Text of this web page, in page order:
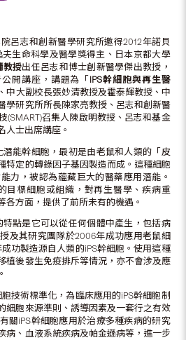
呂志和創新醫學研究所邀得2012年諾貝
生命科學及醫學獎得主、日本京都大學
教授出任呂志和博士創新醫學傑出教授，
公開講座，講題為「iPS幹細胞與再生醫
中大副校長張妙清教授及霍泰輝教授、中
學研究所所長陳家亮教授、呂志和創新醫
(SMART)召集人陳啟明教授、呂志和基金
人士出席講座。
潛能幹細胞，最初是由老鼠和人類的「皮
特定的轉錄因子基因製造而成。這種細胞
力，被認為蘊藏巨大的醫藥應用潛能。
目標細胞或組織，對再生醫學、疾病重
各方面，提供了前所未有的機遇。
特點是它可以從任何個體中產生，包括病
及其研究團隊於2006年成功應用老鼠細
功製造源自人類的iPS幹細胞。使用這種
植後發生免疫排斥等情況，亦不會涉及應
技術標準化，為臨床應用的iPS幹細胞制
細胞來源準則、誘導因素及一套行之有效
關iPS幹細胞應用於治療多種疾病的研究
病、血液系統疾病及帕金遜病等，進一步